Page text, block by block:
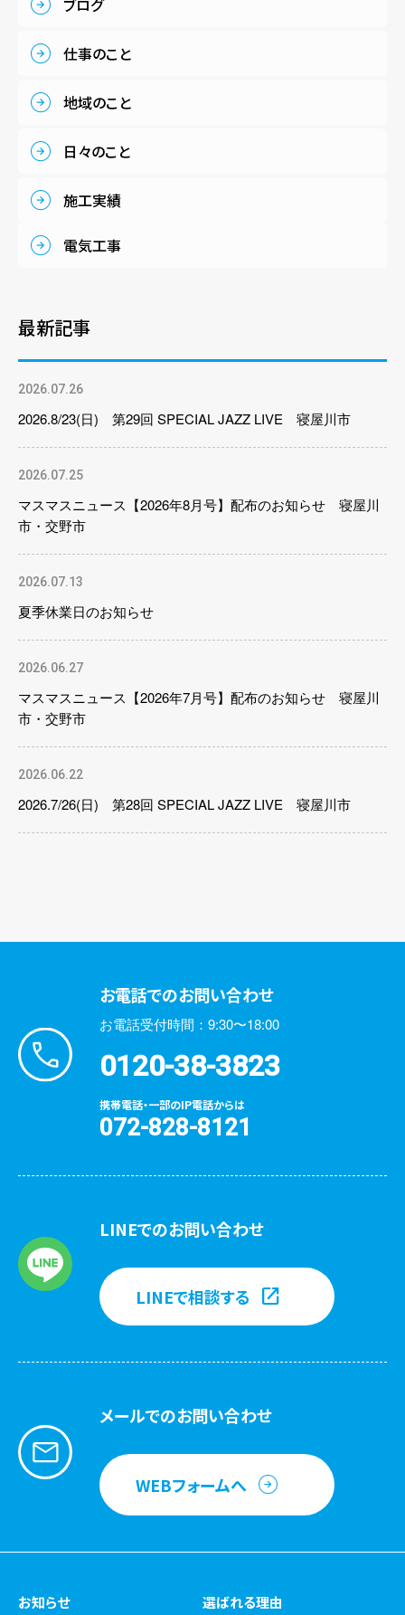
仕事のこと
地域のこと
日々のこと
施工実績
電気工事
最新記事
2026.07.26
2026.8/23(日) 第29回 SPECIAL JAZZ LIVE 寝屋川市
2026.07.25
マスマスニュース【2026年8月号】配布のお知らせ 寝屋川
市・交野市
2026.07.13
夏季休業日のお知らせ
2026.06.27
マスマスニュース【2026年7月号】配布のお知らせ 寝屋川
市・交野市
2026.06.22
2026.7/26(日) 第28回 SPECIAL JAZZ LIVE 寝屋川市
お電話でのお問い合わせ
お電話受付時間：9:30〜18:00
0120-38-3823
携帯電話・一部のIP電話からは
072-828-8121
LINEでのお問い合わせ
LINEで相談する
メールでのお問い合わせ
WEBフォームへ
お知らせ 選ばれる理由